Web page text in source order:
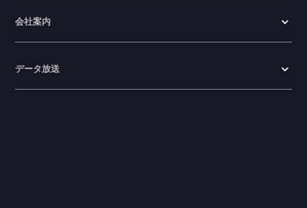
会社案内
データ放送